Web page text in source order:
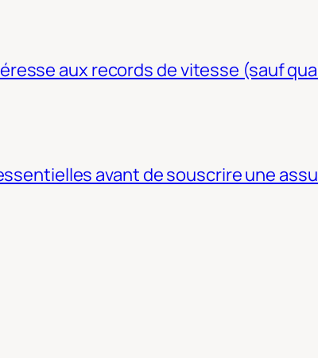
aux records de vitesse (sauf
avant de souscrire une